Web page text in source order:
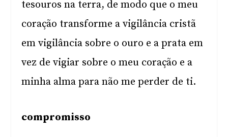
tesouros na terra, de modo que o meu
coração transforme a vigilância cristã
em vigilância sobre o ouro e a prata em
vez de vigiar sobre o meu coração e a
minha alma para não me perder de ti.
compromisso